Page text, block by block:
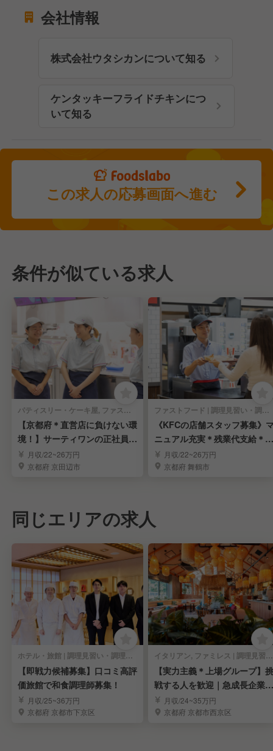
会社情報
株式会社ウタシカンについて知る
ケンタッキーフライドチキンにつ
いて知る
この求人の応募画面へ進む
条件が似ている求人
パティスリー・ケーキ屋, ファストフード | 調理見習い・調理補助
【京都府＊直営店に負けない環
境！】サーティワンの正社員募
集｜年間休110日
月収/22~26万円
京都府 京田辺市
ファストフード | 調理見習い・調理補助
《KFCの店舗スタッフ募集》
ニュアル充実＊残業代支給＊年
間休日110日
月収/22~26万円
京都府 舞鶴市
同じエリアの求人
ホテル・旅館 | 調理見習い・調理補助
【即戦力候補募集】口コミ高評
価旅館で和食調理師募集！
月収/25~36万円
京都府 京都市下京区
イタリアン, ファミレス | 調理見習い・調理補助
【実力主義＊上場グループ】挑
戦する人を歓迎｜急成長企業で
キャリアを実現
月収/24~35万円
京都府 京都市西京区